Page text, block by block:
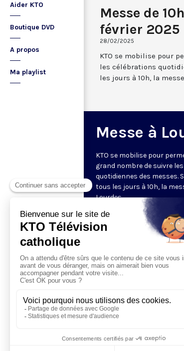
Aider KTO
Boutique DVD
A propos
Ma playlist
Messe de
février 2025
28/02/2025
KTO se mobilise pour
les célébrations
les jours à 10h, la
Messe à
KTO se mobilise pour
grand nombre de suivre
quotidiennes des messes.
tous les jours à 10h, la
Lourdes.
Visiter la page de